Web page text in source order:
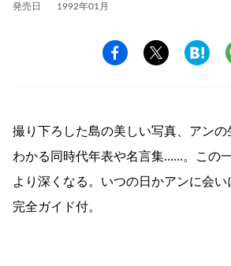
発売日 1992年01月
撮り下ろした島の美しい写真、アン
わかる同時代年表や名言集……。この
より深くなる。いつの日かアンに会
完全ガイド付。